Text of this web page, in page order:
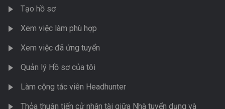
Tạo hồ sơ
Xem việc làm phù hợp
Xem việc đã ứng tuyển
Quản lý Hồ sơ của tôi
Làm cộng tác viên Headhunter
Thỏa thuận tiến cử nhân tài giữa Nhà tuyển dụng và